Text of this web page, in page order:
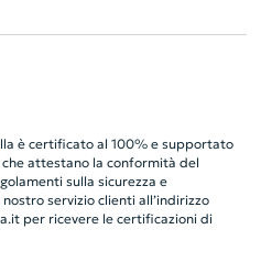
è certificato al 100% e supportato
attestano la conformità del
sulla sicurezza e
servizio clienti all’indirizzo
per ricevere le certificazioni di